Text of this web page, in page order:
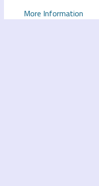
More Information